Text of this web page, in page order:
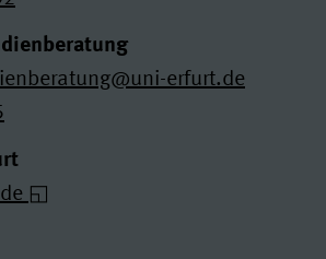
erfurt.de
Profil